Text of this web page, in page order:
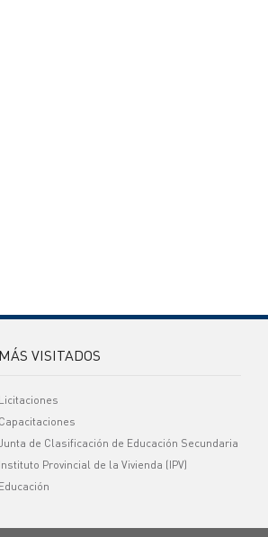
MÁS VISITADOS
Licitaciones
Capacitaciones
de Clasificación de Educación Secundaria
Instituto Provincial de la Vivienda (IPV)
Educación